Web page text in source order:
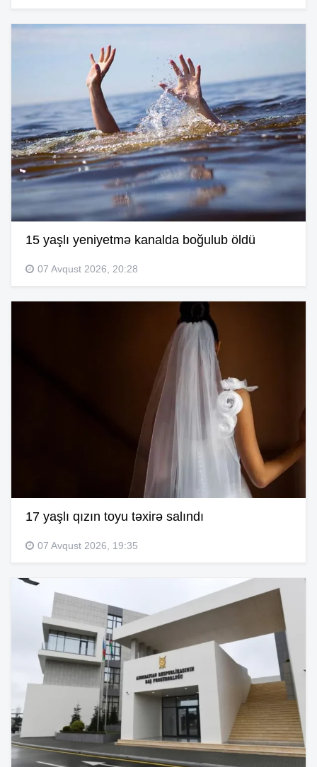
15 yaşlı yeniyetmə kanalda boğulub öldü
07 Avqust 2026, 20:28
17 yaşlı qızın toyu təxirə salındı
07 Avqust 2026, 19:35